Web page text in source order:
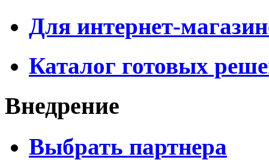
Для интернет-
Каталог готовых
Внедрение
Выбрать партнера